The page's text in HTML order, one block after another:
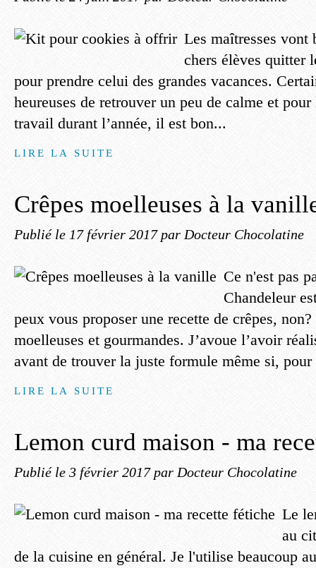
Les maîtresses
chers élèves quitter
pour prendre celui des grandes vacances.
heureuses de retrouver un peu de calme et
travail durant l’année, il est bon...
LIRE LA SUITE
Crêpes moelleuses à la
Publié le 17 février 2017 par Docteur Chocolatine
Ce n'est pas
Chandeleur
peux vous proposer une recette de crêpes,
moelleuses et gourmandes. J’avoue l’avoir
avant de trouver la juste formule même si,
LIRE LA SUITE
Lemon curd maison - ma
Publié le 3 février 2017 par Docteur Chocolatine
Le
au
de la cuisine en général. Je l'utilise beaucoup